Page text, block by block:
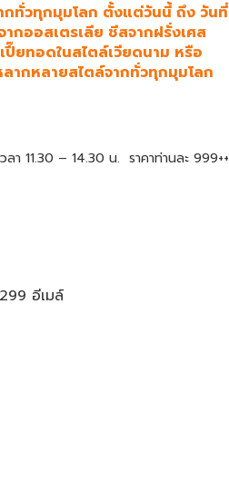
กทั่วทุกมุมโลก ตั้งแต่วันนี้ ถึง วันที่
กออสเตรเลีย ชีสจากฝรั่งเศส
ยทอดในสไตล์เวียดนาม หรือ
ากหลายสไตล์จากทั่วทุกมุมโลก
า 11.30 – 14.30 น. ราคาท่านละ 999++
อีเมล์